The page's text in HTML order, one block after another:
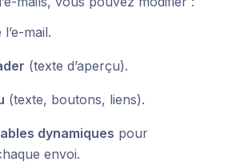
l’e-mail.
(texte d’aperçu).
(texte, boutons, liens).
dynamiques pour
envoi.